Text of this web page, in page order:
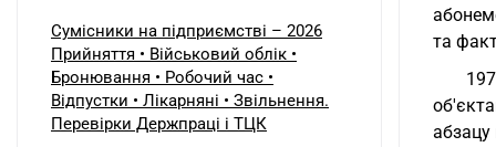
та
абзацу
несправного. Як відобразити ці
операції в бухобліку та які
виникають наслідки з ПДВ?
Сумісники на підприємстві – 2026
Прийняття • Військовий облік •
Бронювання • Робочий час •
Відпустки • Лікарняні • Звільнення.
Перевірки Держпраці і ТЦК